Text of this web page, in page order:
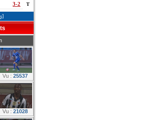
3-2 T
Vu : 25537
Vu : 21028